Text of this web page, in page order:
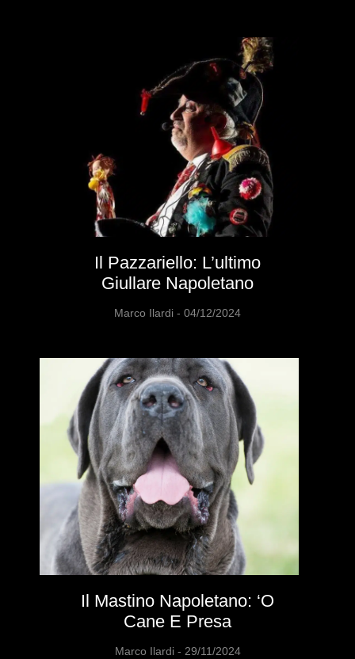
Il Pazzariello: L’ultimo
Giullare Napoletano
Marco Ilardi 04/12/2024
Il Mastino Napoletano: ‘o
Cane E Presa
Marco Ilardi 29/11/2024